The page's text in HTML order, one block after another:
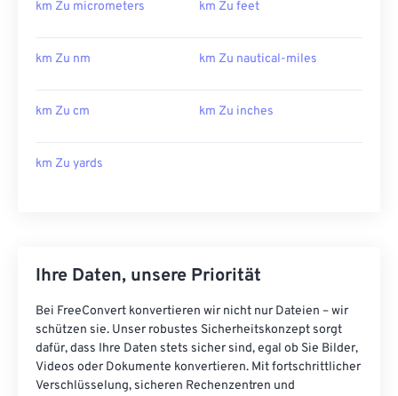
km Zu micrometers km Zu feet
km Zu nm km Zu nautical-miles
km Zu cm km Zu inches
km Zu yards
Ihre Daten, unsere Priorität
Bei FreeConvert konvertieren wir nicht nur Dateien – wir
schützen sie. Unser robustes Sicherheitskonzept sorgt
dafür, dass Ihre Daten stets sicher sind, egal ob Sie Bilder,
Videos oder Dokumente konvertieren. Mit fortschrittlicher
Verschlüsselung, sicheren Rechenzentren und